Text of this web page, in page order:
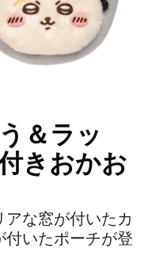
＆ラッ
きおかお
な窓が付いたカ
付いたポーチが登